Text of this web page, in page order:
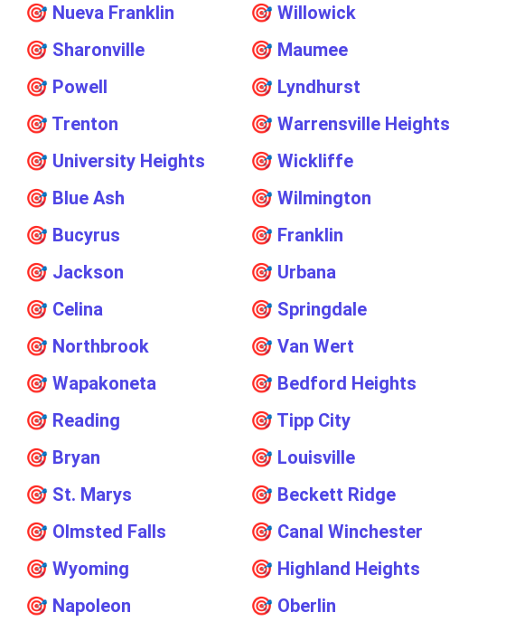
🎯 Nueva Franklin 🎯Willowick
🎯 Sharonville 🎯 Maumee
🎯 Powell 🎯 Lyndhurst
🎯 Trenton 🎯Warrensville Heights
🎯 University Heights 🎯Wickliffe
🎯 Blue Ash 🎯Wilmington
🎯 Bucyrus 🎯 Franklin
🎯 Jackson 🎯 Urbana
🎯 Celina 🎯 Springdale
🎯 Northbrook 🎯Van Wert
🎯Wapakoneta 🎯 Bedford Heights
🎯 Reading 🎯 Tipp City
🎯 Bryan 🎯 Louisville
🎯 St. Marys 🎯 Beckett Ridge
🎯 Olmsted Falls 🎯 Canal Winchester
🎯Wyoming 🎯 Highland Heights
🎯 Napoleon 🎯 Oberlin